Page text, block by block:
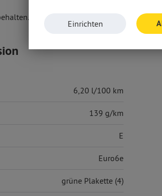
Weitere Informationen erhalten Sie
6,20 l/100 km
139 g/km
E
Euro6e
grüne Plakette (4)
Einrichten